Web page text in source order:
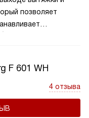
позволяет
кухне. Это
в комнате,
также не дает
F 601 WH
4 отзыва